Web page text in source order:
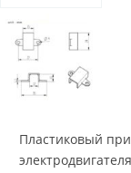
Пластиковый